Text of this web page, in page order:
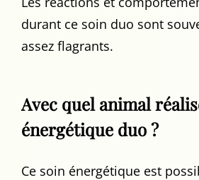
durant ce soin duo sont
assez flagrants.
Avec quel animal
énergétique duo ?
Ce soin énergétique est